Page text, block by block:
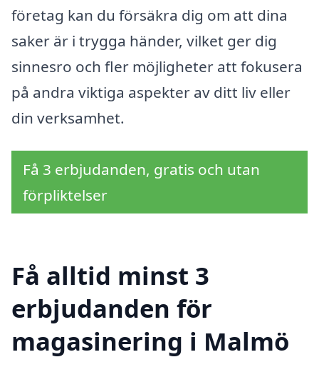
företag kan du försäkra dig om att dina
saker är i trygga händer, vilket ger dig
sinnesro och fler möjligheter att fokusera
på andra viktiga aspekter av ditt liv eller
din verksamhet.
Få 3 erbjudanden, gratis och utan
förpliktelser
Få alltid minst 3
erbjudanden för
magasinering i Malmö